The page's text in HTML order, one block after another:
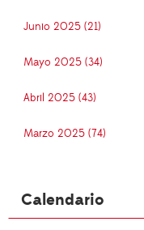
Junio 2025 (21)
Mayo 2025 (34)
Abril 2025 (43)
Marzo 2025 (74)
Calendario